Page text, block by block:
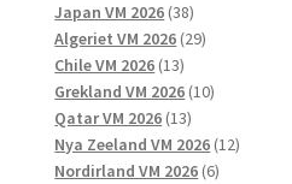
produkter
Japan VM 2026 3838
produkter
Algeriet VM 2026 2929
Chile VM 2026 1313
produkter
Grekland VM 2026 1010
Qatar VM 2026 1313
produkter
Nya Zeeland VM 2026 1212
Nordirland VM 2026 66